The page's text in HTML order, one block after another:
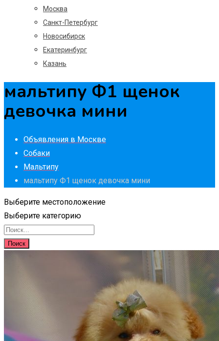
Москва
Санкт-Петербург
Новосибирск
Екатеринбург
Казань
мальтипу Ф1 щенок
девочка мини
Объявления в Москве
Собаки
Мальтипу
мальтипу Ф1 щенок девочка мини
Выберите местоположение
Выберите категорию
Поиск